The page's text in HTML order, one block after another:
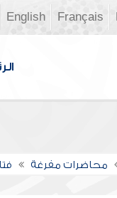
Français
English
محاضرات مفرغة